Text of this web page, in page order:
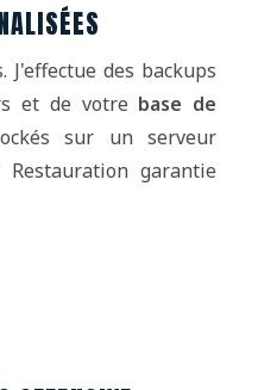
J'effectue des backups
et de votre base de
sur un serveur
garantie